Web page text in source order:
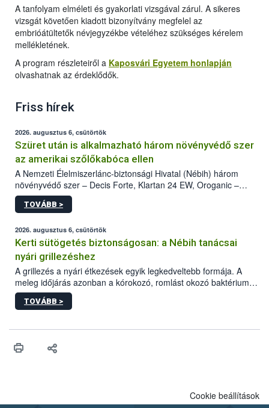
A tanfolyam elméleti és gyakorlati vizsgával zárul. A sikeres
vizsgát követően kiadott bizonyítvány megfelel az
embrióátültetők névjegyzékbe vételéhez szükséges kérelem
mellékletének.
A program részleteiről a Kaposvári Egyetem honlapján
olvashatnak az érdeklődők.
Friss hírek
2026. augusztus 6, csütörtök
Szüret után is alkalmazható három növényvédő szer
az amerikai szőlőkabóca ellen
A Nemzeti Élelmiszerlánc-biztonsági Hivatal (Nébih) három
növényvédő szer – Decis Forte, Klartan 24 EW, Oroganic –
engedélyokiratát módosította, így azok a szüretet követően,
egészen a vesszőérettség (BBCH 91) stádiumáig
érésű szőlőkben is legyen lehetőség a károsító elleni további
védekezésre. Az Oroganic készítmény kis kiszerelésben kiskerti
felhasználók számára is elérhető és ökológiai termesztésben is
engedélyezett.
TOVÁBB >
2026. augusztus 6, csütörtök
Kerti sütögetés biztonságosan: a Nébih tanácsai
nyári grillezéshez
A grillezés a nyári étkezések egyik legkedveltebb formája. A
meleg időjárás azonban a kórokozó, romlást okozó baktériumok
gyorsabb szaporodásának is kedvez. A szabadtéri sütögetés
ezért nem csupán a megfelelő sütési technikáról szól: legalább
higiéniai szabályok betartása, a megfelelő hőkezelés, valamint a
biztonsági Hivatal (Nébih) Oktatási Programja összegyűjtötte a
TOVÁBB >
Cookie beállítások